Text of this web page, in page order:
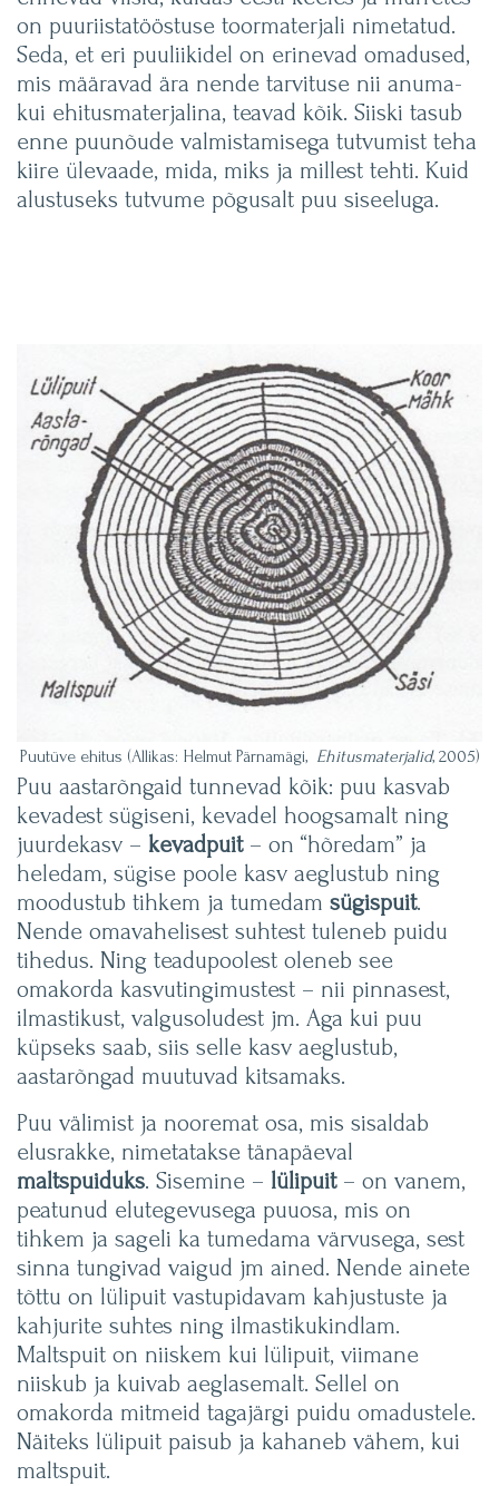
on puuriistatööstuse toormaterjali nimetatud.
Seda, et eri puuliikidel on erinevad omadused,
mis määravad ära nende tarvituse nii anuma-
kui ehitusmaterjalina, teavad kõik. Siiski tasub
enne puunõude valmistamisega tutvumist teha
kiire ülevaade, mida, miks ja millest tehti. Kuid
alustuseks tutvume põgusalt puu siseeluga.
Puutüve ehitus (Allikas: Helmut Pärnamägi, Ehitusmaterjalid, 2005)
Puu aastarõngaid tunnevad kõik: puu kasvab
kevadest sügiseni, kevadel hoogsamalt ning
juurdekasv – kevadpuit– on “hõredam” ja
heledam, sügise poole kasv aeglustub ning
moodustub tihkem ja tumedam sügispuit.
Nende omavahelisest suhtest tuleneb puidu
tihedus. Ning teadupoolest oleneb see
omakorda kasvutingimustest – nii pinnasest,
ilmastikust, valgusoludest jm. Aga kui puu
küpseks saab, siis selle kasv aeglustub,
aastarõngad muutuvad kitsamaks.
Puu välimist ja nooremat osa, mis sisaldab
elusrakke, nimetatakse tänapäeval
maltspuiduks. Sisemine – lülipuit– on vanem,
peatunud elutegevusega puuosa, mis on
tihkem ja sageli ka tumedama värvusega, sest
sinna tungivad vaigud jm ained. Nende ainete
tõttu on lülipuit vastupidavam kahjustuste ja
kahjurite suhtes ning ilmastikukindlam.
Maltspuit on niiskem kui lülipuit, viimane
niiskub ja kuivab aeglasemalt. Sellel on
omakorda mitmeid tagajärgi puidu omadustele.
Näiteks lülipuit paisub ja kahaneb vähem, kui
maltspuit.